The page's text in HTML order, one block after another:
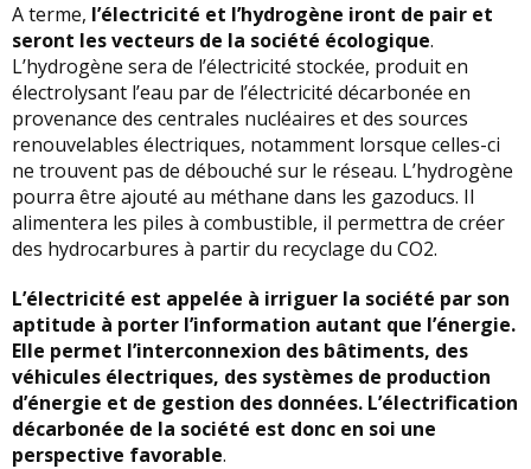
A terme, l’électricité et l’hydrogène iront de pair et
seront les vecteurs de la société écologique.
L’hydrogène sera de l’électricité stockée, produit en
électrolysant l’eau par de l’électricité décarbonée en
provenance des centrales nucléaires et des sources
renouvelables électriques, notamment lorsque celles-ci
ne trouvent pas de débouché sur le réseau. L’hydrogène
pourra être ajouté au méthane dans les gazoducs. Il
alimentera les piles à combustible, il permettra de créer
des hydrocarbures à partir du recyclage du CO2.
L’électricité est appelée à irriguer la société par son
aptitude à porter l’information autant que l’énergie.
Elle permet l’interconnexion des bâtiments, des
véhicules électriques, des systèmes de production
d’énergie et de gestion des données. L’électrification
décarbonée de la société est donc en soi une
perspective favorable.